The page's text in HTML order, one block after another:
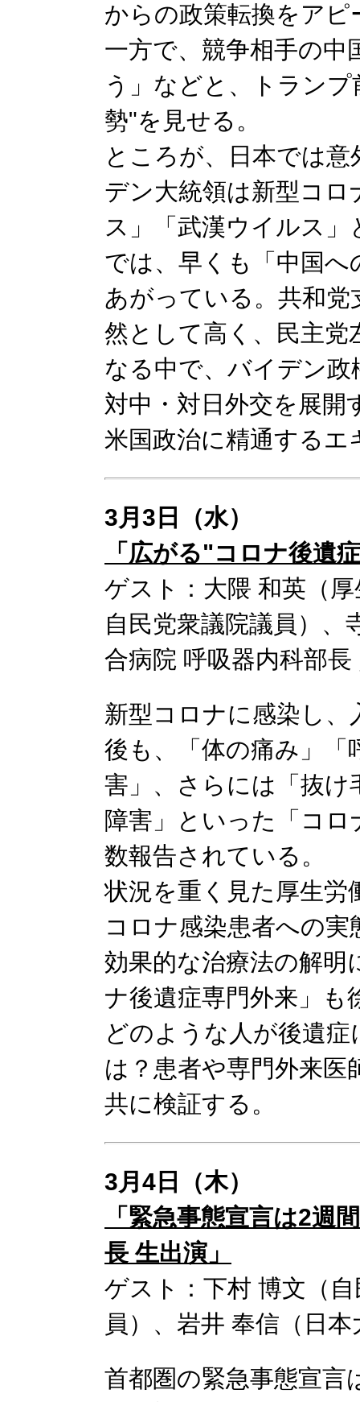
からの政策転換をアピ
一方で、競争相手の中
う」などと、トラン
勢"を見せる。
ところが、日本では
デン大統領は新型コ
ス」「武漢ウイルス
では、早くも「中国へ
あがっている。共和
然として高く、民主
なる中で、バイデン
対中・対日外交を展開
米国政治に精通するエ
3月3日（水）
「広がる"コロナ後遺
ゲスト：大隈 和英（
自民党衆議院議員）、
合病院 呼吸器内科部長
新型コロナに感染し
後も、「体の痛み」「
害」、さらには「抜け
障害」といった「コ
数報告されている。
状況を重く見た厚生労
コロナ感染患者への
効果的な治療法の解
ナ後遺症専門外来」も
どのような人が後遺
は？患者や専門外来医
共に検証する。
3月4日（木）
「緊急事態宣言は2週
長 生出演」
ゲスト：下村 博文（
員）、岩井 奉信（日
首都圏の緊急事態宣言